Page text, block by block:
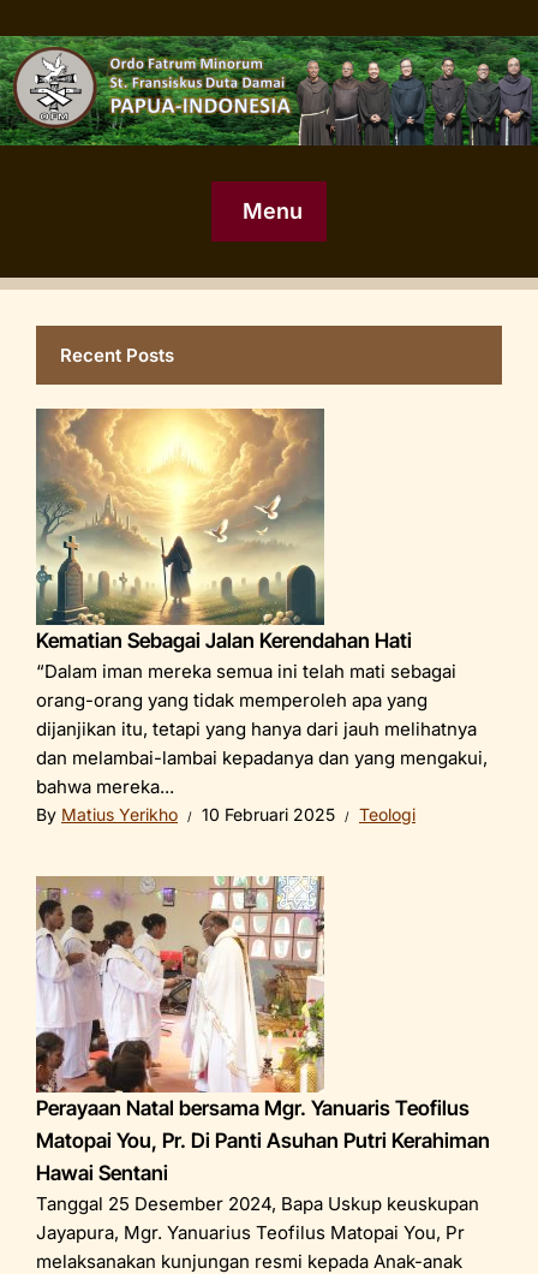
Menu
Recent Posts
Kematian Sebagai Jalan Kerendahan Hati
“Dalam iman mereka semua ini telah mati sebagai
orang-orang yang tidak memperoleh apa yang
dijanjikan itu, tetapi yang hanya dari jauh melihatnya
dan melambai-lambai kepadanya dan yang mengakui,
bahwa mereka...
By Matius Yerikho 10 Februari 2025 Teologi
Perayaan Natal bersama Mgr. Yanuaris Teofilus
Matopai You, Pr. Di Panti Asuhan Putri Kerahiman
Hawai Sentani
Tanggal 25 Desember 2024, Bapa Uskup keuskupan
Jayapura, Mgr. Yanuarius Teofilus Matopai You, Pr
melaksanakan kunjungan resmi kepada Anak-anak